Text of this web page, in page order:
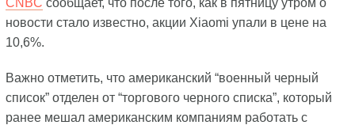
новости стало известно, акции Xiaomi упали в цене на
10,6%.
Важно отметить, что американский “военный черный
список” отделен от “торгового черного списка”, который
ранее мешал американским компаниям работать с